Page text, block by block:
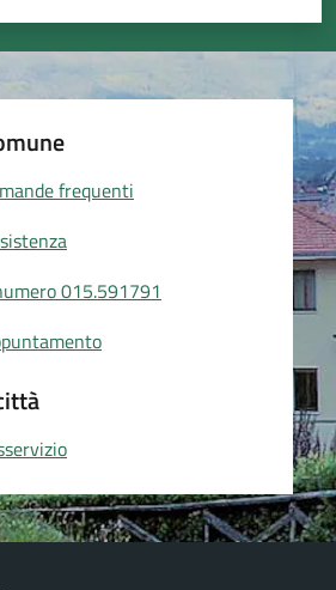
5 stelle su 5
su 5
su 5
5
frequenti
015.591791